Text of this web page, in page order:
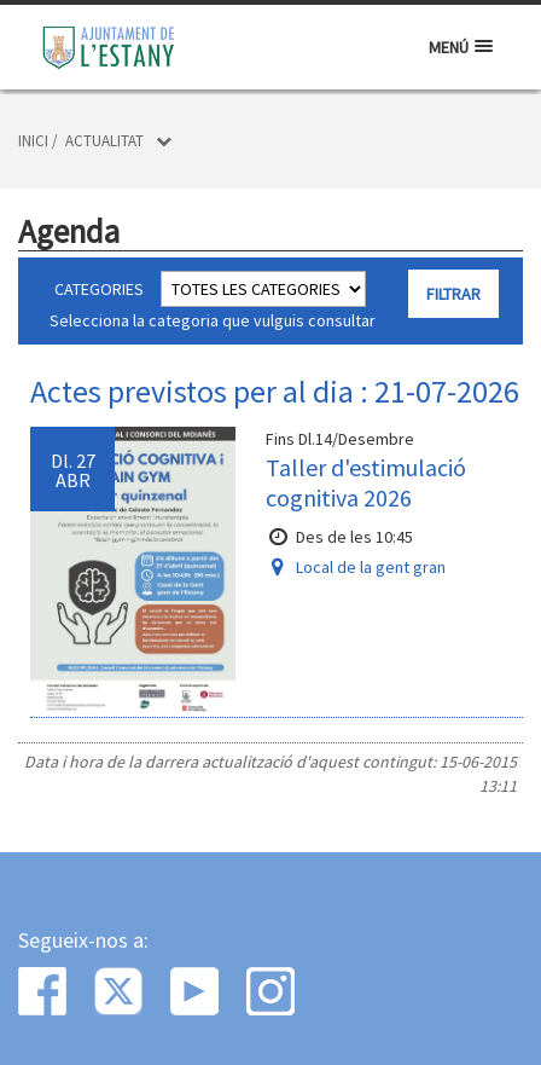
MENÚ
INICI / ACTUALITAT
Agenda
CATEGORIES
Selecciona la categoria que vulguis consultar
Actes previstos per al dia : 21-07-2026
Dl. 27
ABR
Fins Dl.14/Desembre
Taller d'estimulació
cognitiva 2026
Des de les 10:45
Local de la gent gran
Data i hora de la darrera actualització d'aquest contingut:15-06-2015
13:11
Segueix-nos a: